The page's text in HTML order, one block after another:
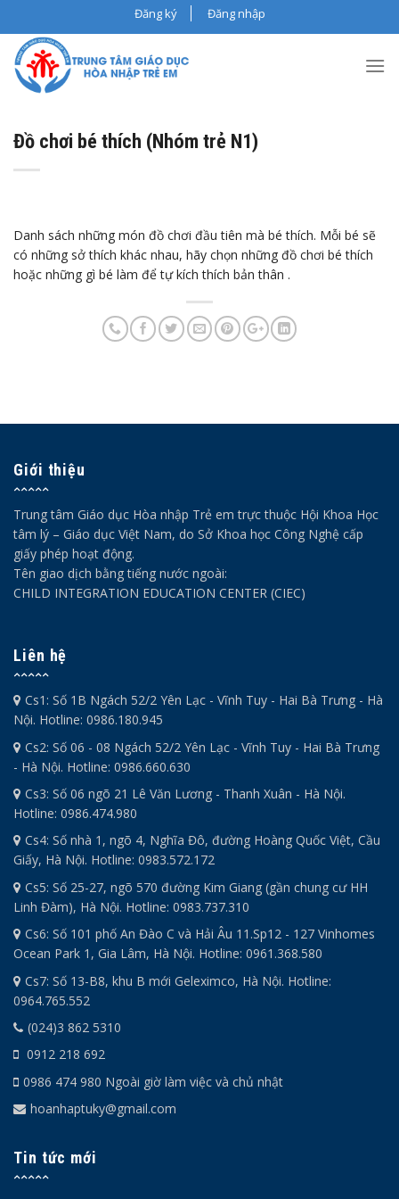
to
content
Đăng ký Đăng nhập
Đồ chơi bé thích (Nhóm trẻ N1)
Danh sách những món đồ chơi đầu tiên mà bé thích. Mỗi bé sẽ
có những sở thích khác nhau, hãy chọn những đồ chơi bé thích
hoặc những gì bé làm để tự kích thích bản thân .
Giới thiệu
Trung tâm Giáo dục Hòa nhập Trẻ em trực thuộc Hội Khoa Học
tâm lý – Giáo dục Việt Nam, do Sở Khoa học Công Nghệ cấp
giấy phép hoạt động.
Tên giao dịch bằng tiếng nước ngoài:
CHILD INTEGRATION EDUCATION CENTER (CIEC)
Liên hệ
Cs1: Số 1B Ngách 52/2 Yên Lạc - Vĩnh Tuy - Hai Bà Trưng - Hà
Nội. Hotline: 0986.180.945
Cs2: Số 06 - 08 Ngách 52/2 Yên Lạc - Vĩnh Tuy - Hai Bà Trưng
- Hà Nội. Hotline: 0986.660.630
Cs3: Số 06 ngõ 21 Lê Văn Lương - Thanh Xuân - Hà Nội.
Hotline: 0986.474.980
Cs4: Số nhà 1, ngõ 4, Nghĩa Đô, đường Hoàng Quốc Việt, Cầu
Giấy, Hà Nội. Hotline: 0983.572.172
Cs5: Số 25-27, ngõ 570 đường Kim Giang (gần chung cư HH
Linh Đàm), Hà Nội. Hotline: 0983.737.310
Cs6: Số 101 phố An Đào C và Hải Âu 11.Sp12 - 127 Vinhomes
Ocean Park 1, Gia Lâm, Hà Nội. Hotline: 0961.368.580
Cs7: Số 13-B8, khu B mới Geleximco, Hà Nội. Hotline:
0964.765.552
(024)3 862 5310
0912 218 692
0986 474 980 Ngoài giờ làm việc và chủ nhật
hoanhaptuky@gmail.com
Tin tức mới